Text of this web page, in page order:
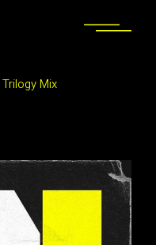
Trilogy Mix